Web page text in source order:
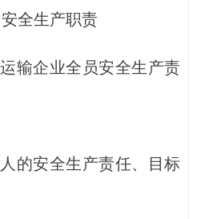
全生产职责
企业全员安全生产责
安全生产责任、目标